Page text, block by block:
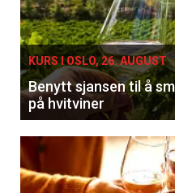
KURS I OSLO, 26. AUGUST
Benytt sjansen til å
på hvitviner